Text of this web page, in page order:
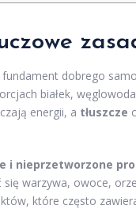
dobrego
białek,
energii, a tłuszcze
i nieprzetworzone
się warzywa, owoce,
które często